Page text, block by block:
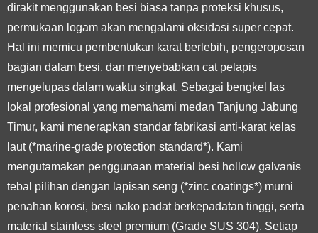
dirakit menggunakan besi biasa tanpa proteksi khusus,
permukaan logam akan mengalami oksidasi super cepat.
Hal ini memicu pembentukan karat berlebih, pengeroposan
bagian dalam besi, dan menyebabkan cat pelapis
mengelupas dalam waktu singkat. Sebagai bengkel las
lokal profesional yang memahami medan Tanjung Jabung
Timur, kami menerapkan standar fabrikasi anti-karat kelas
laut (*marine-grade protection standard*). Kami
mengutamakan penggunaan material besi hollow galvanis
tebal pilihan dengan lapisan seng (*zinc coatings*) murni
penahan korosi, besi nako padat berkepadatan tinggi, serta
material stainless steel premium (Grade SUS 304). Setiap